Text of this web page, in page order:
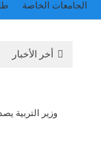
الجامعات الخاصة
أخر الأخبار
وزير التربية